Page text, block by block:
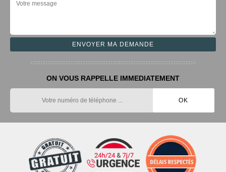
ON VOUS RAPPELLE IMMEDIATEMENT